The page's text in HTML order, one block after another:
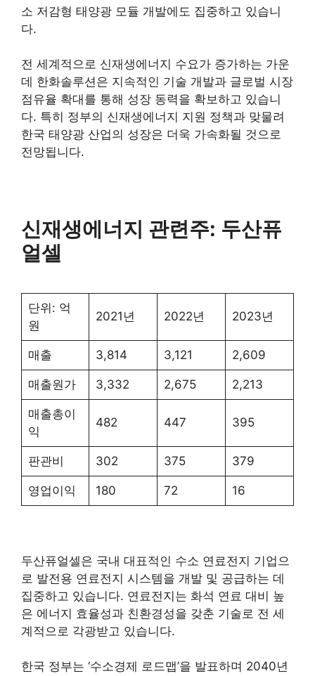
소 저감형 태양광 모듈 개발에도 집중하고 있습니
다.
전 세계적으로 신재생에너지 수요가 증가하는 가운
데 한화솔루션은 지속적인 기술 개발과 글로벌 시장
점유율 확대를 통해 성장 동력을 확보하고 있습니
다. 특히 정부의 신재생에너지 지원 정책과 맞물려
한국 태양광 산업의 성장은 더욱 가속화될 것으로
전망됩니다.
신재생에너지 관련주: 두산퓨
얼셀
단위: 억
원
2021년 2022년 2023년
매출 3,814 3,121 2,609
매출원가 3,332 2,675 2,213
매출총이
익
482 447 395
판관비 302 375 379
영업이익 180 72 16
두산퓨얼셀은 국내 대표적인 수소 연료전지 기업으
로 발전용 연료전지 시스템을 개발 및 공급하는 데
집중하고 있습니다. 연료전지는 화석 연료 대비 높
은 에너지 효율성과 친환경성을 갖춘 기술로 전 세
계적으로 각광받고 있습니다.
한국 정부는 ‘수소경제 로드맵’을 발표하며 2040년